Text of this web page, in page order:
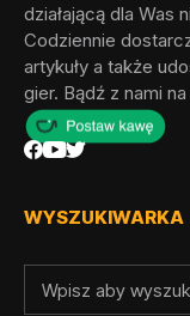
działającą dla Was
Codziennie
artykuły a także
gier. Bądź z nami
WYSZUKIWARKA